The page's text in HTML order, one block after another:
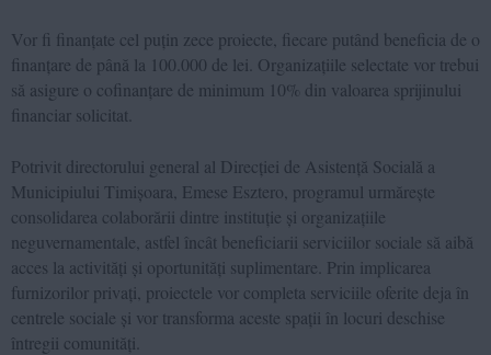
Vor fi finanțate cel puțin zece proiecte, fiecare putând beneficia de o
finanțare de până la 100.000 de lei. Organizațiile selectate vor trebui
să asigure o cofinanțare de minimum 10% din valoarea sprijinului
financiar solicitat.
Potrivit directorului general al Direcției de Asistență Socială a
Municipiului Timișoara, Emese Esztero, programul urmărește
consolidarea colaborării dintre instituție și organizațiile
neguvernamentale, astfel încât beneficiarii serviciilor sociale să aibă
acces la activități și oportunități suplimentare. Prin implicarea
furnizorilor privați, proiectele vor completa serviciile oferite deja în
centrele sociale și vor transforma aceste spații în locuri deschise
întregii comunități.